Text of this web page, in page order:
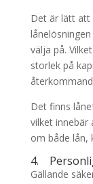
Det är lätt att
välja på.
storlek på
Det finns
vilket innebär
om både lån,
4.
Gällande